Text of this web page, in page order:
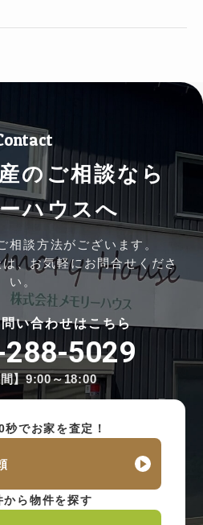
のご相談なら
ハウスへ
相談方法がございます。
、お気軽にお問合せくださ
い。
い合わせはこちら
5029
間】9:00～18:00
でお家を査定！
から物件を探す